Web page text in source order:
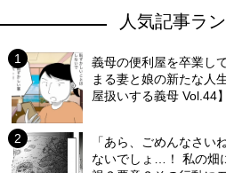
人気記事ラ
義母の便利屋を卒業し
まる妻と娘の新たな人
屋扱いする義母 Vol.44】
「あら、ごめんなさい
ないでしょ…！ 私の畑